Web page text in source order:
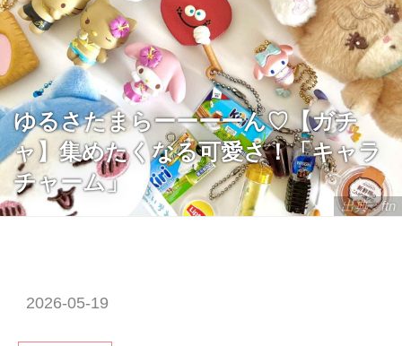
出典：ftn
ゆるさたまらーーーーん♡【ガチ
ャ】集めたくなる可愛さ！「キャラ
チャーム」
2026-05-19